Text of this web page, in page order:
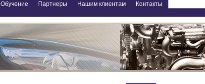
Обучение Партнеры Нашим клиентам Контакты